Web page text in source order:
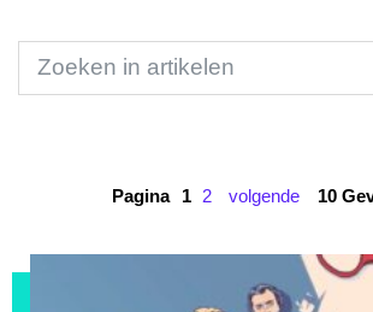
Pagina 1 2 volgende 10